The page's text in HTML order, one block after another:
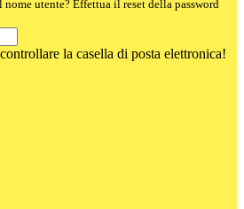
utente? Effettua il reset della password
la casella di posta elettronica!